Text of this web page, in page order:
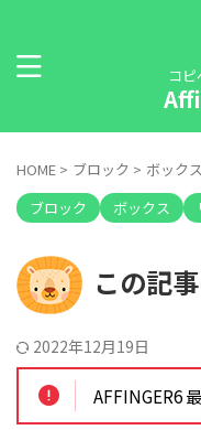
コ
HOME > ブロック > ボックス
ブロック
ボックス
この記
2022年12月19日
AFFINGER6